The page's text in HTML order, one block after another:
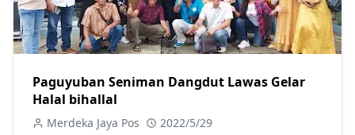
Paguyuban Seniman Dangdut Lawas Gelar
Halal bihallal
Merdeka Jaya Pos 2022/5/29